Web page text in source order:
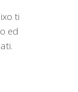
ti
ed